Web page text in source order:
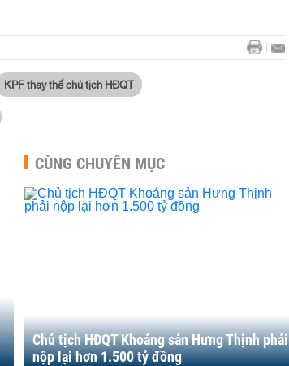
KPF thay thế chủ tịch HĐQT
CÙNG CHUYÊN MỤC
Chủ tịch HĐQT Khoáng sản Hưng Thịnh phải
nộp lại hơn 1.500 tỷ đồng